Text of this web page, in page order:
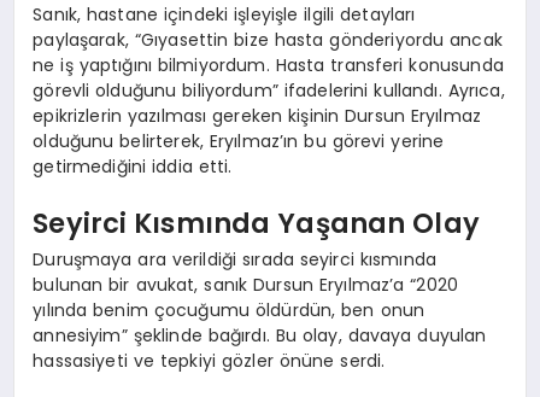
Sanık, hastane içindeki işleyişle ilgili detayları
paylaşarak, “Gıyasettin bize hasta gönderiyordu ancak
ne iş yaptığını bilmiyordum. Hasta transferi konusunda
görevli olduğunu biliyordum” ifadelerini kullandı. Ayrıca,
epikrizlerin yazılması gereken kişinin Dursun Eryılmaz
olduğunu belirterek, Eryılmaz’ın bu görevi yerine
getirmediğini iddia etti.
Seyirci Kısmında Yaşanan Olay
Duruşmaya ara verildiği sırada seyirci kısmında
bulunan bir avukat, sanık Dursun Eryılmaz’a “2020
yılında benim çocuğumu öldürdün, ben onun
annesiyim” şeklinde bağırdı. Bu olay, davaya duyulan
hassasiyeti ve tepkiyi gözler önüne serdi.